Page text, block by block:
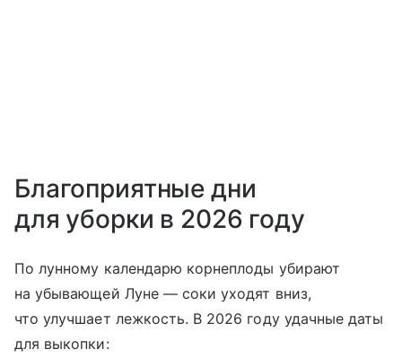
Благоприятные дни
для уборки в 2026 году
По лунному календарю корнеплоды убирают
на убывающей Луне — соки уходят вниз,
что улучшает лежкость. В 2026 году удачные даты
для выкопки: